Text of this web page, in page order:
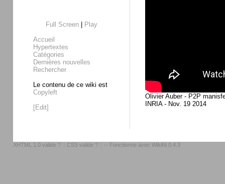
Full Screen|
Play
Accueil
Hypertextes
Catégories
Dernières nouvelles
Rechercher
Le contenu de ce wiki est
Copyleft
[Edit]
Olivier Auber - P2P
INRIA - Nov. 19 2014
XHTML 1.0 valide ? :: CSS valide ? :: -- Fonctionne avec WikiNi 0.4.3